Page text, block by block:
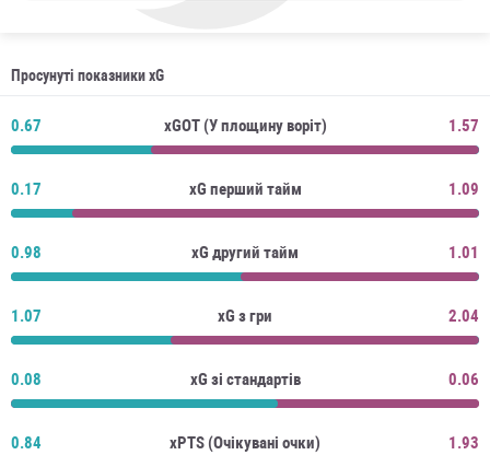
Просунуті показники xG
0.67 xGOT (У площину воріт) 1.57
0.17 xG перший тайм 1.09
0.98 xG другий тайм 1.01
1.07 xG з гри 2.04
0.08 xG зі стандартів 0.06
0.84 xPTS (Очікувані очки) 1.93